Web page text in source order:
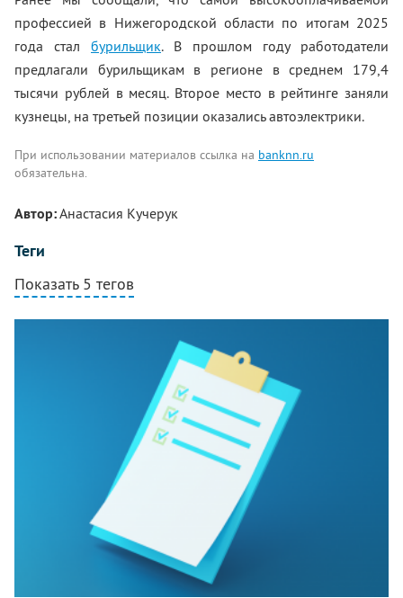
профессией в Нижегородской области по итогам 2025
года стал бурильщик. В прошлом году работодатели
предлагали бурильщикам в регионе в среднем 179,4
тысячи рублей в месяц. Второе место в рейтинге заняли
кузнецы, на третьей позиции оказались автоэлектрики.
При использовании материалов ссылка на banknn.ru
обязательна.
Автор:Анастасия Кучерук
Теги
Показать 5 тегов
Написать